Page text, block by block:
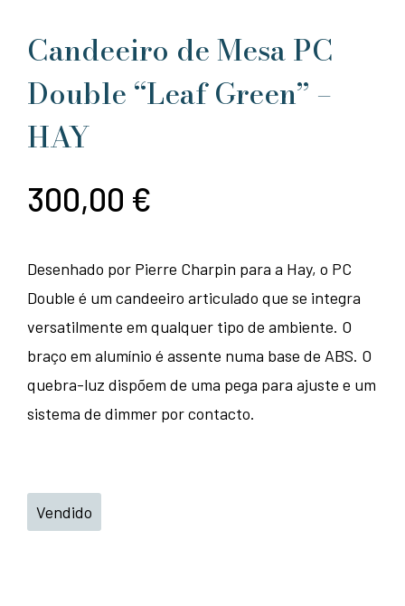
Candeeiro de Mesa PC
Double “Leaf Green” –
HAY
300,00 €
Desenhado por Pierre Charpin para a Hay, o PC
Double é um candeeiro articulado que se integra
versatilmente em qualquer tipo de ambiente. O
braço em alumínio é assente numa base de ABS. O
quebra-luz dispõem de uma pega para ajuste e um
sistema de dimmer por contacto.
Vendido